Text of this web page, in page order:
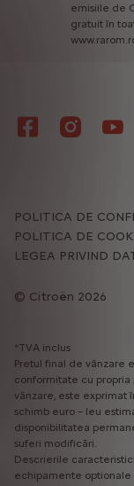
emisiile de
gratuit în
Citroën 2026
POLITICA DE
POLITICA DE
LEGEA PRIVIND
*TVA inclus
Pretul final de vânzare
conformitate cu
vânzare, este exprimat
schimb euro – leu
disponibilitatea
suferi modificări.
Descrierile
echipamente optionale